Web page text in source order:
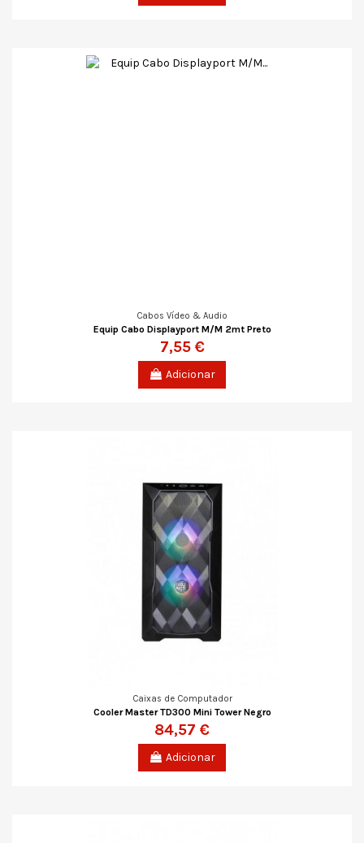
Cabos Vídeo & Audio
Equip Cabo Displayport M/M 2mt Preto
7,55 €
Adicionar
Caixas de Computador
Cooler Master TD300 Mini Tower Negro
84,57 €
Adicionar